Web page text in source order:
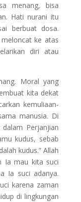
menang, bisa
Hati nurani itu
berbuat dosa.
ke atas
diri atau
Moral yang
kita dekat
kemuliaan-
manusia. Di
Perjanjian
kudus, sebab
kudus.” Allah
Ia mau kita suci
Ia suci adanya.
karena zaman
di lingkungan